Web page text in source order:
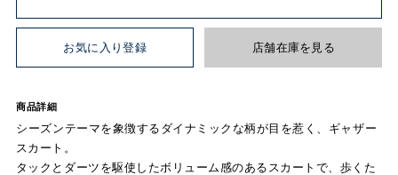
お気に入り登録 店舗在庫を見る
商品詳細
シーズンテーマを象徴するダイナミックな柄が目を惹く、ギャザー
スカート。
タックとダーツを駆使したボリューム感のあるスカートで、歩くた